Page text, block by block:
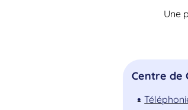
Une
Centre de